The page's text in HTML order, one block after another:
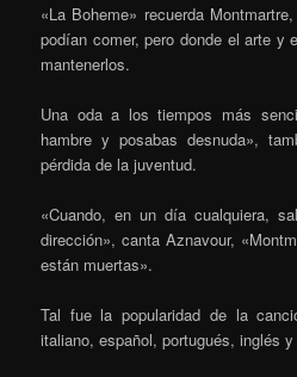
«La Boheme» recuerda
podían comer, pero donde el arte y
mantenerlos.
Una oda a los tiempos más
hambre y posabas desnuda»,
pérdida de la juventud.
«Cuando, en un día cualquiera,
dirección», canta Aznavour,
están muertas».
Tal fue la popularidad de la
italiano, español, portugués, inglés